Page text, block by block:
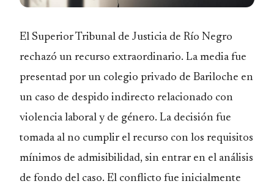
El Superior Tribunal de Justicia de Río Negro
rechazó un recurso extraordinario. La media fue
presentad por un colegio privado de Bariloche en
un caso de despido indirecto relacionado con
violencia laboral y de género. La decisión fue
tomada al no cumplir el recurso con los requisitos
mínimos de admisibilidad, sin entrar en el análisis
de fondo del caso. El conflicto fue inicialmente